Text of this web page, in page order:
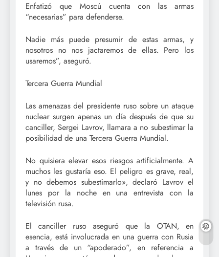
Enfatizó que Moscú cuenta con las armas
“necesarias” para defenderse.
Nadie más puede presumir de estas armas, y
nosotros no nos jactaremos de ellas. Pero los
usaremos”, aseguró.
Tercera Guerra Mundial
Las amenazas del presidente ruso sobre un ataque
nuclear surgen apenas un día después de que su
canciller, Sergei Lavrov, llamara a no subestimar la
posibilidad de una Tercera Guerra Mundial.
No quisiera elevar esos riesgos artificialmente. A
muchos les gustaría eso. El peligro es grave, real,
y no debemos subestimarlo», declaró Lavrov el
lunes por la noche en una entrevista con la
televisión rusa.
El canciller ruso aseguró que la OTAN, en
esencia, está involucrada en una guerra con Rusia
a través de un “apoderado”, en referencia a